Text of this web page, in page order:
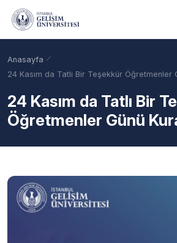
Ana içeriğe geç
Akademik Takvim
Anasayfa
24 Kasım da Tatlı Bir Teşekkür Öğretmenler
24 Kasım da Tatlı Bir
Öğretmenler Günü